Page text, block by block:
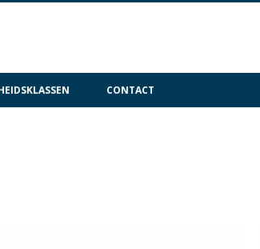
CONTACT